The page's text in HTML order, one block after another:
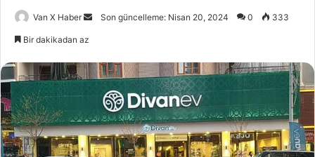
Van X Haber
Bir
göndermek
Son güncelleme: Nisan 20, 2024 0 333
Bir dakikadan az